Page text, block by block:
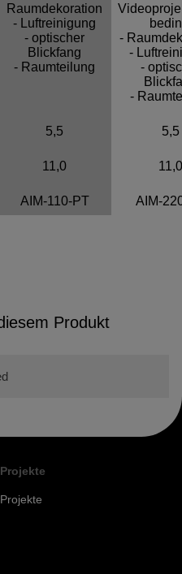
Raumdekoration
- Luftreinigung
- optischer
Blickfang
- Raumteilung
-
-
-
-
5,5
5,5
11,0 11,0
AIM-110-PT AIM-
Produkt
Projekte
Projekte